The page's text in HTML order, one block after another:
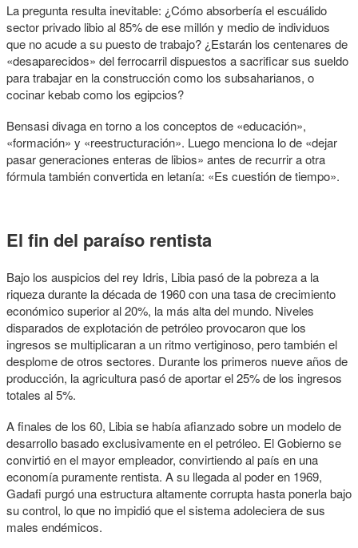
La pregunta resulta inevitable: ¿Cómo absorbería el escuálido
sector privado libio al 85% de ese millón y medio de individuos
que no acude a su puesto de trabajo? ¿Estarán los centenares de
«desaparecidos» del ferrocarril dispuestos a sacrificar sus sueldo
para trabajar en la construcción como los subsaharianos, o
cocinar kebab como los egipcios?
Bensasi divaga en torno a los conceptos de «educación»,
«formación» y «reestructuración». Luego menciona lo de «dejar
pasar generaciones enteras de libios» antes de recurrir a otra
fórmula también convertida en letanía: «Es cuestión de tiempo».
El fin del paraíso rentista
Bajo los auspicios del rey Idris, Libia pasó de la pobreza a la
riqueza durante la década de 1960 con una tasa de crecimiento
económico superior al 20%, la más alta del mundo. Niveles
disparados de explotación de petróleo provocaron que los
ingresos se multiplicaran a un ritmo vertiginoso, pero también el
desplome de otros sectores. Durante los primeros nueve años de
producción, la agricultura pasó de aportar el 25% de los ingresos
totales al 5%.
A finales de los 60, Libia se había afianzado sobre un modelo de
desarrollo basado exclusivamente en el petróleo. El Gobierno se
convirtió en el mayor empleador, convirtiendo al país en una
economía puramente rentista. A su llegada al poder en 1969,
Gadafi purgó una estructura altamente corrupta hasta ponerla bajo
su control, lo que no impidió que el sistema adoleciera de sus
males endémicos.